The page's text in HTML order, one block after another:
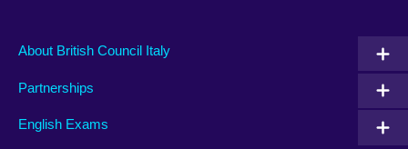
About British Council Italy
Partnerships
English Exams